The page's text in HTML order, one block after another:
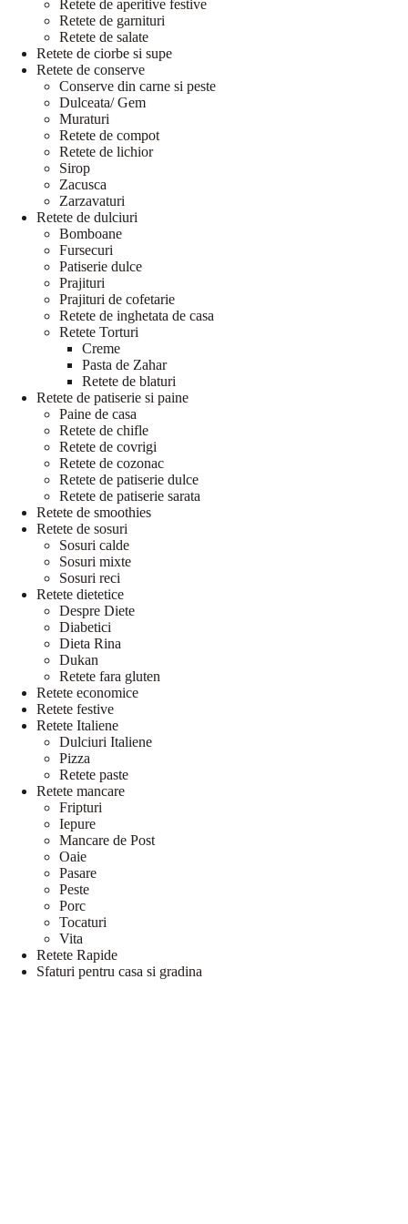
Retete de aperitive festive
Retete de garnituri
Retete de salate
Retete de ciorbe si supe
Retete de conserve
Conserve din carne si peste
Dulceata/ Gem
Muraturi
Retete de compot
Retete de lichior
Sirop
Zacusca
Zarzavaturi
Retete de dulciuri
Bomboane
Fursecuri
Patiserie dulce
Prajituri
Prajituri de cofetarie
Retete de inghetata de casa
Retete Torturi
Creme
Pasta de Zahar
Retete de blaturi
Retete de patiserie si paine
Paine de casa
Retete de chifle
Retete de covrigi
Retete de cozonac
Retete de patiserie dulce
Retete de patiserie sarata
Retete de smoothies
Retete de sosuri
Sosuri calde
Sosuri mixte
Sosuri reci
Retete dietetice
Despre Diete
Diabetici
Dieta Rina
Dukan
Retete fara gluten
Retete economice
Retete festive
Retete Italiene
Dulciuri Italiene
Pizza
Retete paste
Retete mancare
Fripturi
Iepure
Mancare de Post
Oaie
Pasare
Peste
Porc
Tocaturi
Vita
Retete Rapide
Sfaturi pentru casa si gradina